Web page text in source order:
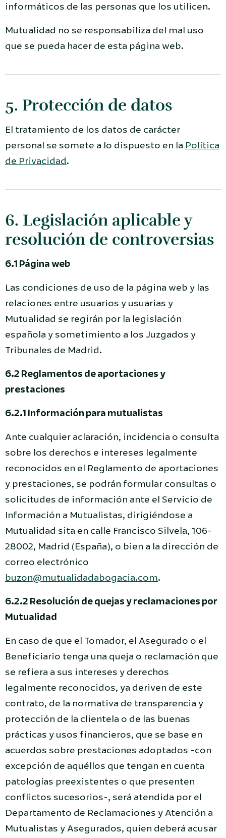
informáticos de las personas que los utilicen.
Mutualidad no se responsabiliza del mal uso
que se pueda hacer de esta página web.
5. Protección de datos
El tratamiento de los datos de carácter
personal se somete a lo dispuesto en la Política
de Privacidad.
6. Legislación aplicable y
resolución de controversias
6.1 Página web
Las condiciones de uso de la página web y las
relaciones entre usuarios y usuarias y
Mutualidad se regirán por la legislación
española y sometimiento a los Juzgados y
Tribunales de Madrid.
6.2 Reglamentos de aportaciones y
prestaciones
6.2.1 Información para mutualistas
Ante cualquier aclaración, incidencia o consulta
sobre los derechos e intereses legalmente
reconocidos en el Reglamento de aportaciones
y prestaciones, se podrán formular consultas o
solicitudes de información ante el Servicio de
Información a Mutualistas, dirigiéndose a
Mutualidad sita en calle Francisco Silvela, 106-
28002, Madrid (España), o bien a la dirección de
correo electrónico
buzon@mutualidadabogacia.com.
6.2.2 Resolución de quejas y reclamaciones por
Mutualidad
En caso de que el Tomador, el Asegurado o el
Beneficiario tenga una queja o reclamación que
se refiera a sus intereses y derechos
legalmente reconocidos, ya deriven de este
contrato, de la normativa de transparencia y
protección de la clientela o de las buenas
prácticas y usos financieros, que se base en
acuerdos sobre prestaciones adoptados -con
excepción de aquéllos que tengan en cuenta
patologías preexistentes o que presenten
conflictos sucesorios-, será atendida por el
Departamento de Reclamaciones y Atención a
Mutualistas y Asegurados, quien deberá acusar